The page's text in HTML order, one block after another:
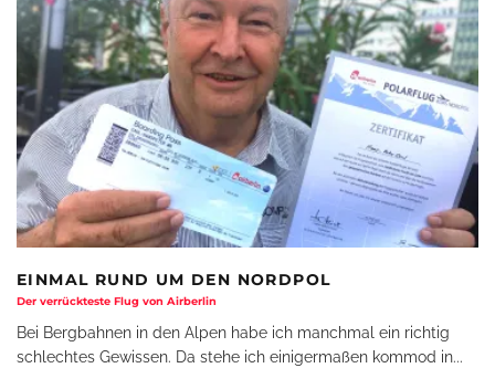
EINMAL RUND UM DEN NORDPOL
Der verrückteste Flug von Airberlin
Bei Bergbahnen in den Alpen habe ich manchmal ein richtig
schlechtes Gewissen. Da stehe ich einigermaßen kommod in...